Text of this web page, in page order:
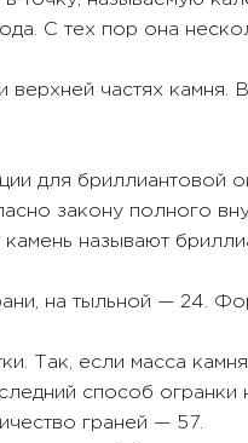
С тех пор она
частях камня.
для бриллиантовой
закону полного
называют
на тыльной — 24.
Так, если масса
способ огранки
граней — 57.